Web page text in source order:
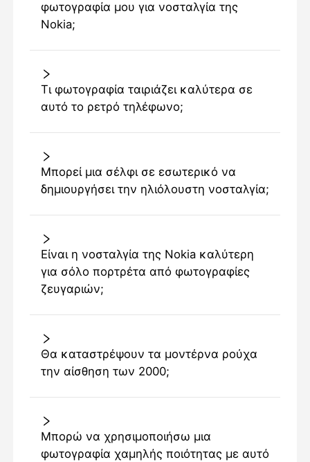
φωτογραφία μου για νοσταλγία της
Nokia;
Τι φωτογραφία ταιριάζει καλύτερα σε
αυτό το ρετρό τηλέφωνο;
Μπορεί μια σέλφι σε εσωτερικό να
δημιουργήσει την ηλιόλουστη νοσταλγία;
Είναι η νοσταλγία της Nokia καλύτερη
για σόλο πορτρέτα από φωτογραφίες
ζευγαριών;
Θα καταστρέψουν τα μοντέρνα ρούχα
την αίσθηση των 2000;
Μπορώ να χρησιμοποιήσω μια
φωτογραφία χαμηλής ποιότητας με αυτό